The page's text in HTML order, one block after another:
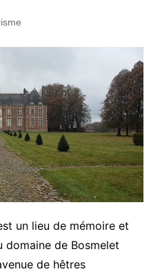
un lieu de mémoire et
domaine de Bosmelet
de hêtres